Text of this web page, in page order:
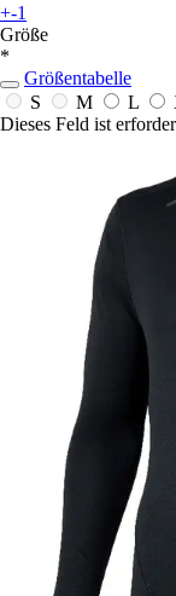
+-1
Größe
*
Größentabelle
S
M L
Dieses Feld ist